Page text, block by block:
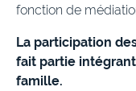
fonction de
La participation
fait partie
famille.